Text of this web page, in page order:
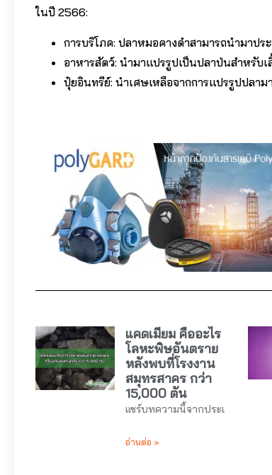
ในปี 2566:
การบริโภค: ปลาหมอคางดำสามารถนำมาป
อาหารสัตว์: นำมาแปรรูปเป็นปลาป่นสำหรับ
ปุ๋ยอินทรีย์: นำเศษเหลือจากการแปรรูปปลา
แคดเมียม คืออะไร
โลหะพิษอันตราย
หลังพบที่โรงงาน
สมุทรสาคร กว่า
15,000 ตัน
แชร์บทความนี้จากประเ
อ่านต่อ »